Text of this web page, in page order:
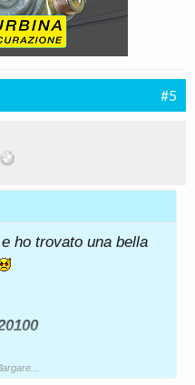
#5
ho trovato una bella